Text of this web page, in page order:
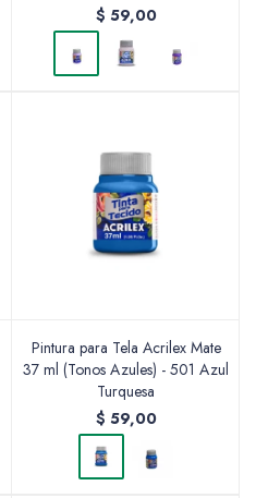
$ 59,00
Pintura para Tela Acrilex Mate
37 ml (Tonos Azules) - 501 Azul
Turquesa
$ 59,00